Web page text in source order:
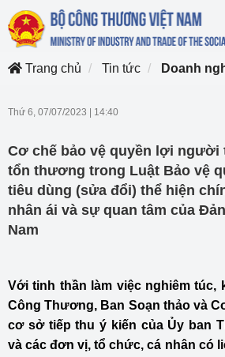
Trang chủ
Tin tức Doanh
Thứ 6, 07/07/2023 14:40
Cơ chế bảo vệ quyền lợi người
tổn thương trong Luật Bảo vệ
tiêu dùng (sửa đổi) thể hiện
nhân ái và sự quan tâm của
Nam
Với tinh thần làm việc nghiêm túc,
Công Thương, Ban Soạn thảo và
cơ sở tiếp thu ý kiến của Ủy ban
và các đơn vị, tổ chức, cá nhân có